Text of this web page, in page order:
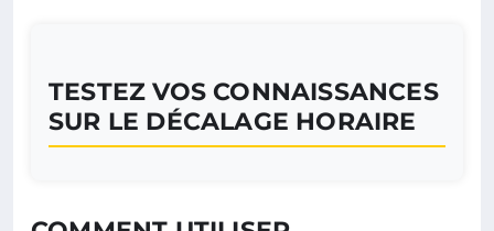
TESTEZ VOS CONNAISSANCES
SUR LE DÉCALAGE HORAIRE